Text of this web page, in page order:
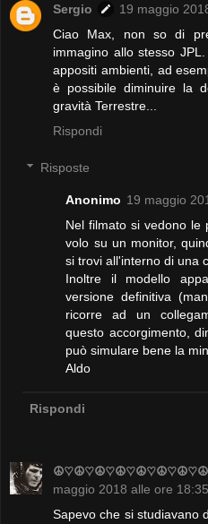
Sergio
19 maggio
Ciao Max, non so di
immagino allo stesso
appositi ambienti, ad
è possibile diminuire la
gravità Terrestre...
Rispondi
Risposte
Anonimo 19 maggio
Nel filmato si vedono le
volo su un monitor,
si trovi all'interno di una
Inoltre il modello
versione definitiva
ricorre ad un
questo accorgimento,
può simulare bene la
Aldo
Rispondi
maggio 2018 alle ore 18:35
Sapevo che si studiavano